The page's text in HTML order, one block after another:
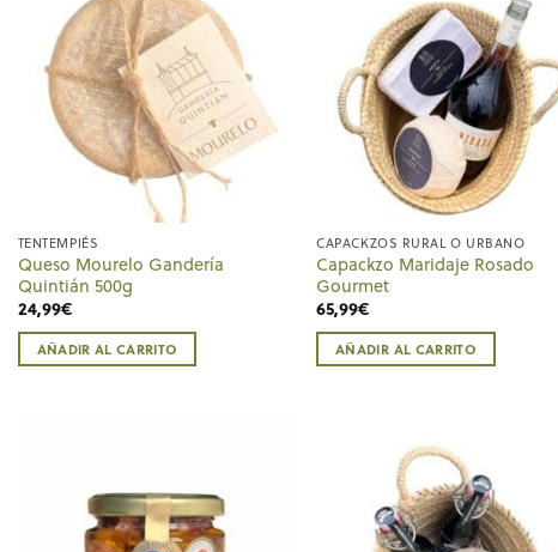
TENTEMPIÉS
Queso Mourelo Gandería
Quintián 500g
24,99€
AÑADIR AL CARRITO
CAPACKZOS RURAL O URBANO
Capackzo Maridaje Rosado
Gourmet
65,99€
AÑADIR AL CARRITO